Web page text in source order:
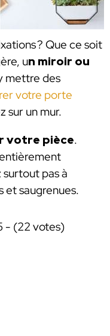
? Que ce soit
un miroir ou
mettre des
votre porte
sur un mur.
votre pièce.
surtout pas à
et saugrenues.
- (22 votes)